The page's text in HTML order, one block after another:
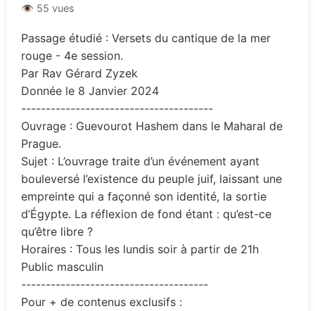
👁 55 vues
Passage étudié : Versets du cantique de la mer
rouge - 4e session.
Par Rav Gérard Zyzek
Donnée le 8 Janvier 2024
---------------------------------------
Ouvrage : Guevourot Hashem dans le Maharal de
Prague.
Sujet : L’ouvrage traite d’un événement ayant
bouleversé l’existence du peuple juif, laissant une
empreinte qui a façonné son identité, la sortie
d’Égypte. La réflexion de fond étant : qu’est-ce
qu’être libre ?
Horaires : Tous les lundis soir à partir de 21h
Public masculin
--------------------------------------
Pour + de contenus exclusifs :